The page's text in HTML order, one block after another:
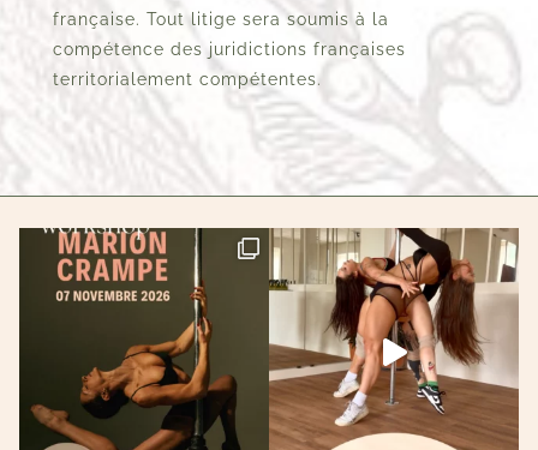
française. Tout litige sera soumis à la
compétence des juridictions françaises
territorialement compétentes.